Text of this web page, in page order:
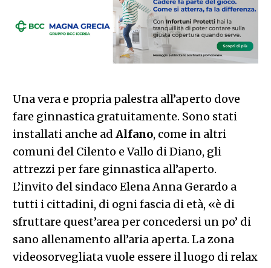
Una vera e propria palestra all’aperto dove
fare ginnastica gratuitamente. Sono stati
installati anche ad Alfano, come in altri
comuni del Cilento e Vallo di Diano, gli
attrezzi per fare ginnastica all’aperto.
L’invito del sindaco Elena Anna Gerardo a
tutti i cittadini, di ogni fascia di età, «è di
sfruttare quest’area per concedersi un po’ di
sano allenamento all’aria aperta. La zona
videosorvegliata vuole essere il luogo di relax